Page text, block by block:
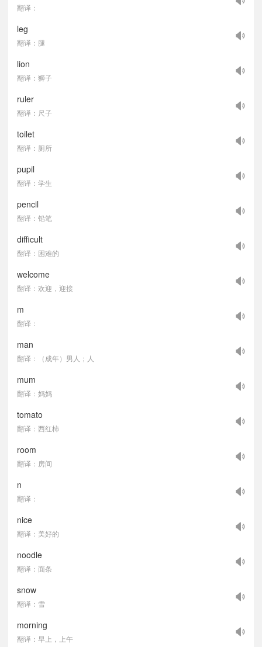
翻译：
leg
翻译：腿
lion
翻译：狮子
ruler
翻译：尺子
toilet
翻译：厕所
pupil
翻译：学生
pencil
翻译：铅笔
difficult
翻译：困难的
welcome
翻译：欢迎，迎接
m
翻译：
man
翻译：（成年）男人；人
mum
翻译：妈妈
tomato
翻译：西红柿
room
翻译：房间
n
翻译：
nice
翻译：美好的
noodle
翻译：面条
snow
翻译：雪
morning
翻译：早上，上午